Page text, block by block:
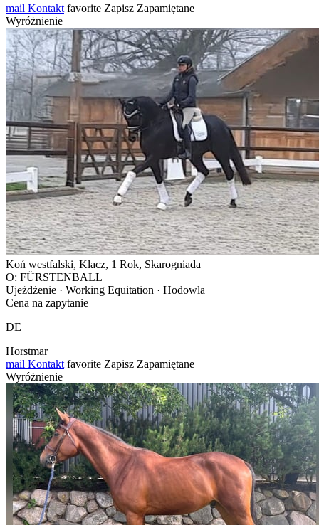
mail Kontakt favorite Zapisz Zapamiętane
Wyróżnienie
Koń westfalski, Klacz, 1 Rok, Skarogniada
O: FÜRSTENBALL
Ujeżdżenie · Working Equitation · Hodowla
Cena na zapytanie
DE
Horstmar
mail Kontakt favorite Zapisz Zapamiętane
Wyróżnienie